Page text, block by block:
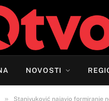
NOVOSTI
» Stanivuković najavio formiranje